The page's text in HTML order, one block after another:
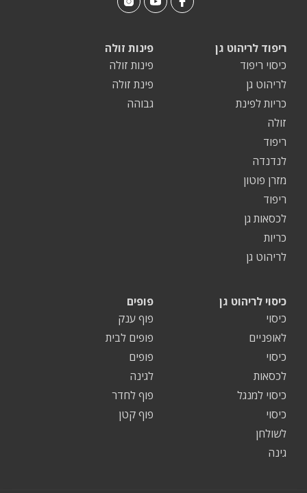
פינות זולה
פינות זולה
פינת זולה
גבוהה
ריפוד לריהוט גן
כיסוי ריפוד
לריהוט גן
כריות לפינת
זולה
ריפוד
לנדנדה
מזרן פוטון
ריפוד
לכסאות גן
כריות
לריהוט גן
פופים
פוף ענק
פופים לבית
פופים
לגינה
פוף לחדר
פוף קטן
כיסוי לריהוט גן
כיסוי
לאופניים
כיסוי
לכסאות
כיסוי למנגל
כיסוי
לשולחן
גינה